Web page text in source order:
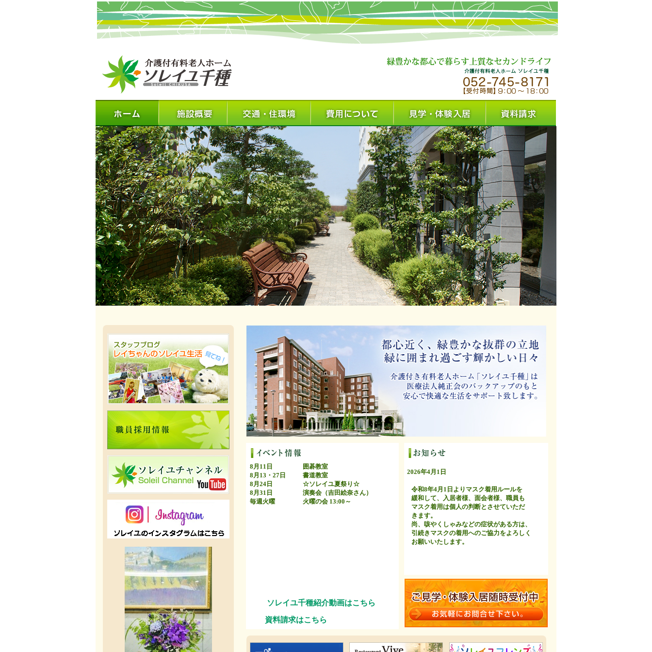
8月11日
8月13・27日
8月24日
8月31日
毎週火曜
囲碁教室
書道教室
☆ソレイユ夏祭り☆
演奏会（吉田絵奈さん）
火曜の会 13:00～
ソレイユ千種紹介動画はこちら
資料請求はこちら
2026年4月1日
令和8年4月1日よりマスク着用ルールを
緩和して、入居者様、面会者様、職員も
マスク着用は個人の判断とさせていただ
きます。
尚、咳やくしゃみなどの症状がある方は、
引続きマスクの着用へのご協力をよろしく
お願いいたします。